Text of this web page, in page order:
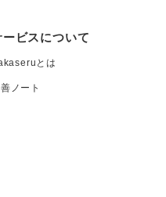
ービスについて
とは
ノート